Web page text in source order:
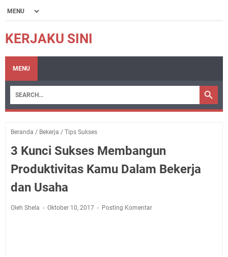
KERJAKU SINI
MENU
Beranda / Bekerja / Tips Sukses
3 Kunci Sukses Membangun
Produktivitas Kamu Dalam Bekerja
dan Usaha
Oleh Shela Oktober 10, 2017 Posting Komentar